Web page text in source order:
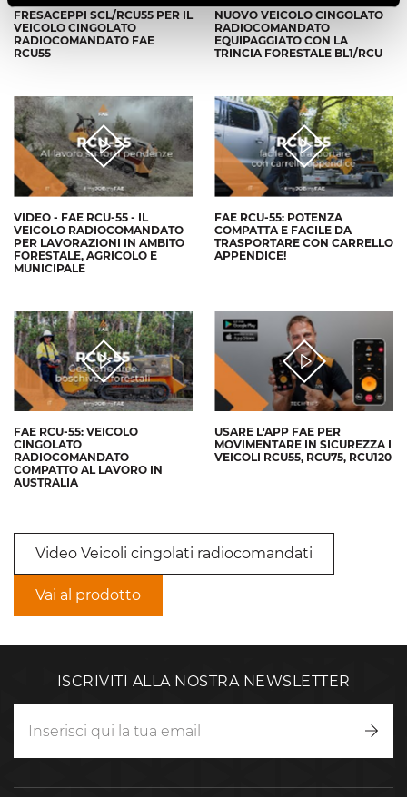
FRESACEPPI SCL/RCU55 PER IL
VEICOLO CINGOLATO
RADIOCOMANDATO FAE
RCU55
NUOVO VEICOLO CINGOLATO
RADIOCOMANDATO
EQUIPAGGIATO CON LA
TRINCIA FORESTALE BL1/RCU
VIDEO - FAE RCU-55 - IL
VEICOLO RADIOCOMANDATO
PER LAVORAZIONI IN AMBITO
FORESTALE, AGRICOLO E
MUNICIPALE
FAE RCU-55: POTENZA
COMPATTA E FACILE DA
TRASPORTARE CON CARRELLO
APPENDICE!
FAE RCU-55: VEICOLO
CINGOLATO
RADIOCOMANDATO
COMPATTO AL LAVORO IN
AUSTRALIA
USARE L'APP FAE PER
MOVIMENTARE IN SICUREZZA I
VEICOLI RCU55, RCU75, RCU120
Video Veicoli cingolati radiocomandati
Vai al prodotto
ISCRIVITI ALLA NOSTRA NEWSLETTER